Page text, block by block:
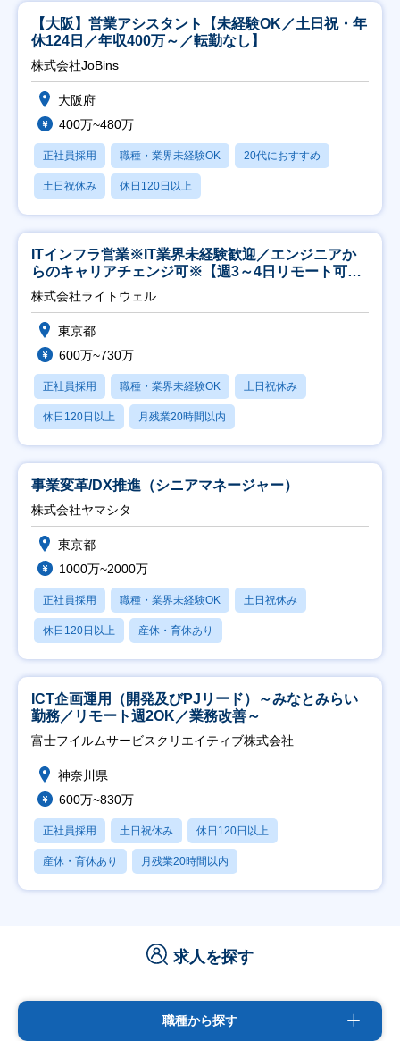
【大阪】営業アシスタント【未経験OK／土日祝・年
休124日／年収400万～／転勤なし】
株式会社JoBins
大阪府
400万~480万
正社員採用 職種・業界未経験OK 20代におすすめ
土日祝休み 休日120日以上
ITインフラ営業※IT業界未経験歓迎／エンジニアか
らのキャリアチェンジ可※【週3～4日リモート可
能】
株式会社ライトウェル
東京都
600万~730万
正社員採用 職種・業界未経験OK 土日祝休み
休日120日以上 月残業20時間以内
事業変革/DX推進（シニアマネージャー）
株式会社ヤマシタ
東京都
1000万~2000万
正社員採用 職種・業界未経験OK 土日祝休み
休日120日以上 産休・育休あり
ICT企画運用（開発及びPJリード）～みなとみらい
勤務／リモート週2OK／業務改善～
富士フイルムサービスクリエイティブ株式会社
神奈川県
600万~830万
正社員採用 土日祝休み 休日120日以上
産休・育休あり 月残業20時間以内
求人を探す
職種から探す